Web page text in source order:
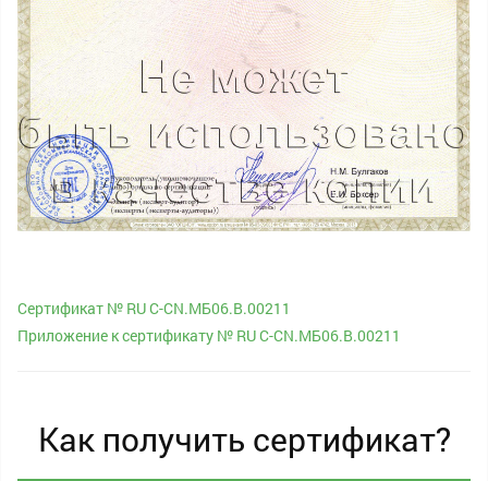
Сертификат № RU С-CN.МБ06.B.00211
Приложение к сертификату № RU С-CN.МБ06.B.00211
Как получить сертификат?